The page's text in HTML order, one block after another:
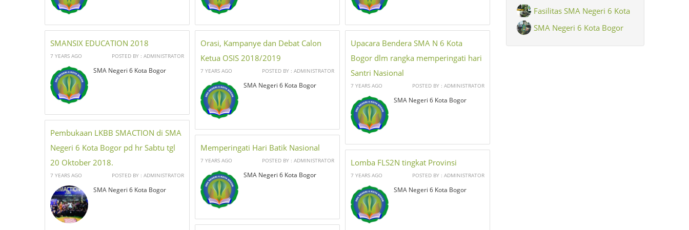
SMANSIX EDUCATION 2018
7 YEARS AGO POSTED BY : ADMINISTRATOR
SMA Negeri 6 Kota Bogor
Orasi, Kampanye dan Debat Calon
Ketua OSIS 2018/2019
7 YEARS AGO POSTED BY : ADMINISTRATOR
SMA Negeri 6 Kota Bogor
Upacara Bendera SMA N 6 Kota
Bogor dlm rangka memperingati hari
Santri Nasional
7 YEARS AGO POSTED BY : ADMINISTRATOR
SMA Negeri 6 Kota Bogor
Pembukaan LKBB SMACTION di SMA
Negeri 6 Kota Bogor pd hr Sabtu tgl
20 Oktober 2018.
7 YEARS AGO POSTED BY : ADMINISTRATOR
SMA Negeri 6 Kota Bogor
Memperingati Hari Batik Nasional
7 YEARS AGO POSTED BY : ADMINISTRATOR
SMA Negeri 6 Kota Bogor
Lomba FLS2N tingkat Provinsi
7 YEARS AGO POSTED BY : ADMINISTRATOR
SMA Negeri 6 Kota Bogor
Fasilitas SMA Negeri 6 Kota
BogorSMA Negeri 6 Kota Bogor